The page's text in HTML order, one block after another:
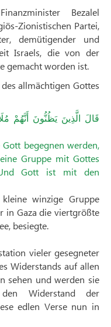
Bezalel
Zionistischen Partei,
demütigender und
Israels, die von der
gemacht worden ist.
allmächtigen Gottes
قَالَ الَّذِينَ يَظُنُّونَ أَنَّهُمْ
begegnen werden,
Gruppe mit Gottes
Gott ist mit den
winzige Gruppe
in Gaza die viertgrößte
besiegte.
vieler gesegneter
Widerstands auf allen
sehen und werden sie
Widerstand der
edlen Verse nun in